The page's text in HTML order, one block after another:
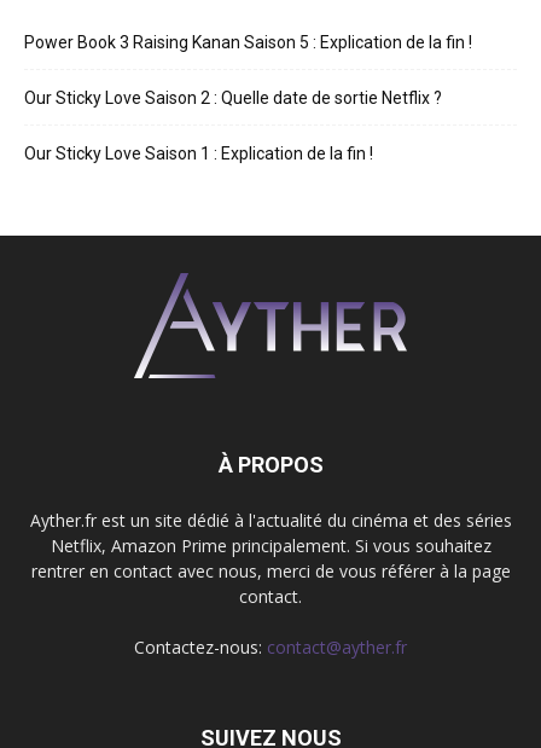
Power Book 3 Raising Kanan Saison 5 : Explication de la fin !
Our Sticky Love Saison 2 : Quelle date de sortie Netflix ?
Our Sticky Love Saison 1 : Explication de la fin !
À PROPOS
Ayther.fr est un site dédié à l'actualité du cinéma et des séries
Netflix, Amazon Prime principalement. Si vous souhaitez
rentrer en contact avec nous, merci de vous référer à la page
contact.
Contactez-nous: contact@ayther.fr
SUIVEZ NOUS